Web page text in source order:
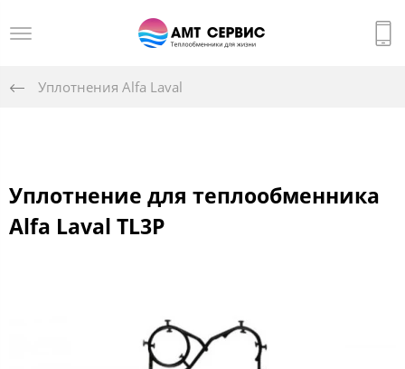
Уплотнения Alfa Laval
Уплотнение для теплообменника
Alfa Laval TL3P